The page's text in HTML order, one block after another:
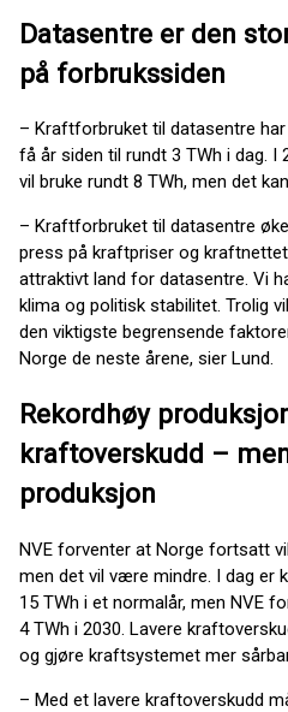
Datasentre er den
på forbrukssiden
– Kraftforbruket til datasentre
få år siden til rundt 3 TWh i dag. I
vil bruke rundt 8 TWh, men det
– Kraftforbruket til datasentre
press på kraftpriser og
attraktivt land for datasentre. Vi
klima og politisk stabilitet. Trolig
den viktigste begrensende
Norge de neste årene, sier Lund.
Rekordhøy
kraftoverskudd –
produksjon
NVE forventer at Norge fortsatt
men det vil være mindre. I dag er
15 TWh i et normalår, men NVE
4 TWh i 2030. Lavere
og gjøre kraftsystemet mer
– Med et lavere kraftoverskudd